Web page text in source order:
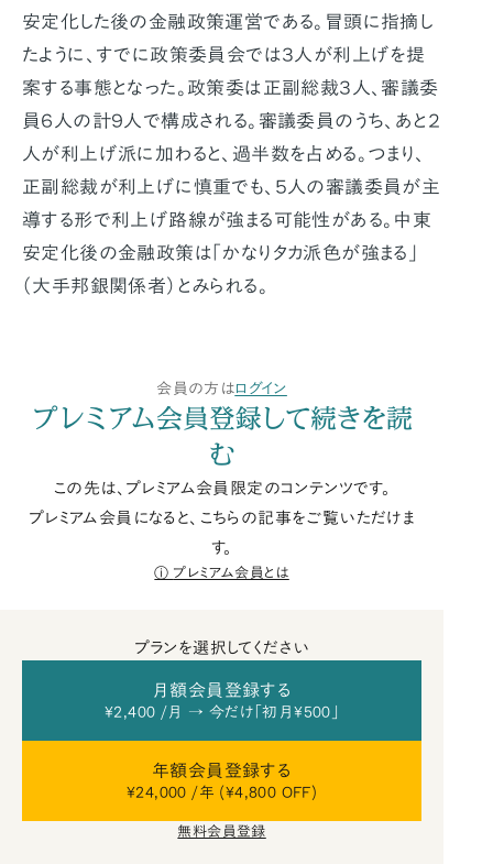
安定化した後の金融政策運営である。冒頭に指摘し
たように、すでに政策委員会では３人が利上げを提
案する事態となった。政策委は正副総裁３人、審議委
員６人の計９人で構成される。審議委員のうち、あと２
人が利上げ派に加わると、過半数を占める。つまり、
正副総裁が利上げに慎重でも、５人の審議委員が主
導する形で利上げ路線が強まる可能性がある。中東
安定化後の金融政策は「かなりタカ派色が強まる」
（大手邦銀関係者）とみられる。
会員の方はログイン
プレミアム会員登録して続きを読
む
この先は、プレミアム会員限定のコンテンツです。
プレミアム会員になると、こちらの記事をご覧いただけま
す。
プレミアム会員とは
プランを選択してください
月額会員登録する
¥2,400 /月 → 今だけ「初月¥500」
年額会員登録する
¥24,000 /年 (¥4,800 OFF)
無料会員登録